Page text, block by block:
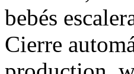
bebés
Cierre